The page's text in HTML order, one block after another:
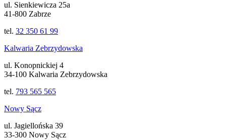
ul. Sienkiewicza 25a
41-800 Zabrze
tel. 32 350 61 99
Kalwaria Zebrzydowska
ul. Konopnickiej 4
34-100 Kalwaria Zebrzydowska
tel. 793 565 565
Nowy Sącz
ul. Jagiellońska 39
33-300 Nowy Sącz